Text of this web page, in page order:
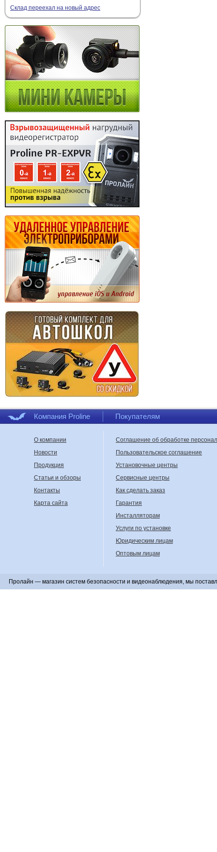
Склад переехал на новый адрес
Компания Proline Покупателям
О компании
Новости
Продукция
Статьи и обзоры
Контакты
Карта сайта
Соглашение об обработке
Пользовательское соглашение
Установочные центры
Сервисные центры
Как сделать заказ
Гарантия
Инсталляторам
Услуги по установке
Юридическим лицам
Оптовым лицам
Пролайн — магазин систем безопасности и видеонаблюдения, мы